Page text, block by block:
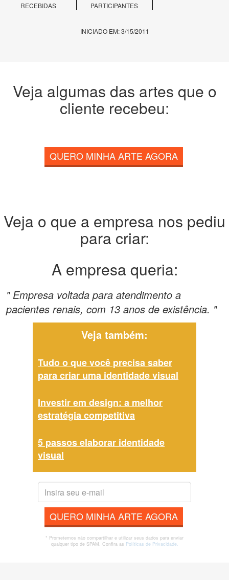
RECEBIDAS
PARTICIPANTES
INICIADO EM: 3/15/2011
Veja algumas das artes que o
cliente recebeu:
QUERO MINHA ARTE AGORA
Veja o que a empresa nos pediu
para criar:
A empresa queria:
" Empresa voltada para atendimento a
pacientes renais, com 13 anos de existência. "
Veja também:
Tudo o que você precisa saber
para criar uma identidade visual
Investir em design: a melhor
estratégia competitiva
5 passos elaborar identidade
visual
QUERO MINHA ARTE AGORA
* Prometemos não compartilhar e utilizar seus dados para enviar
qualquer tipo de SPAM. Confira as Políticas de Privacidade.